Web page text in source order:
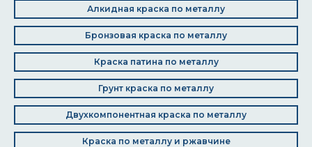
Алкидная краска по металлу
Бронзовая краска по металлу
Краска патина по металлу
Грунт краска по металлу
Двухкомпонентная краска по металлу
Краска по металлу и ржавчине